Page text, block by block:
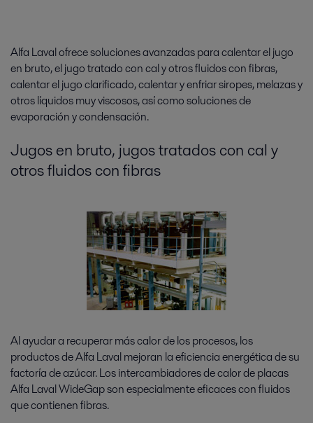
Alfa Laval ofrece soluciones avanzadas para calentar el jugo
en bruto, el jugo tratado con cal y otros fluidos con fibras,
calentar el jugo clarificado, calentar y enfriar siropes, melazas y
otros líquidos muy viscosos, así como soluciones de
evaporación y condensación.
Jugos en bruto, jugos tratados con cal y
otros fluidos con fibras
Al ayudar a recuperar más calor de los procesos, los
productos de Alfa Laval mejoran la eficiencia energética de su
factoría de azúcar. Los intercambiadores de calor de placas
Alfa Laval WideGap son especialmente eficaces con fluidos
que contienen fibras.